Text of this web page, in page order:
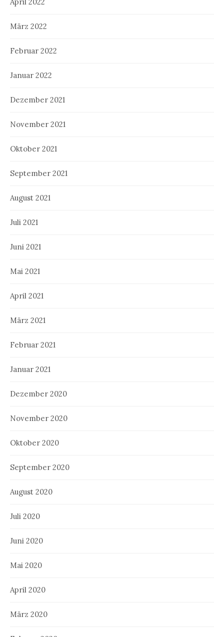
März 2022
Februar 2022
Januar 2022
Dezember 2021
November 2021
Oktober 2021
September 2021
August 2021
Juli 2021
Juni 2021
Mai 2021
April 2021
März 2021
Februar 2021
Januar 2021
Dezember 2020
November 2020
Oktober 2020
September 2020
August 2020
Juli 2020
Juni 2020
Mai 2020
April 2020
März 2020